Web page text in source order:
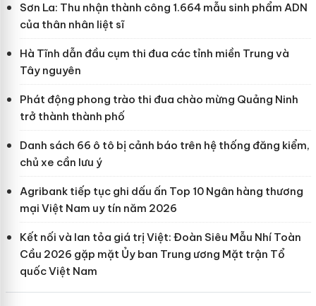
Sơn La: Thu nhận thành công 1.664 mẫu sinh phẩm ADN
của thân nhân liệt sĩ
Hà Tĩnh dẫn đầu cụm thi đua các tỉnh miền Trung và
Tây nguyên
Phát động phong trào thi đua chào mừng Quảng Ninh
trở thành thành phố
Danh sách 66 ô tô bị cảnh báo trên hệ thống đăng kiểm,
chủ xe cần lưu ý
Agribank tiếp tục ghi dấu ấn Top 10 Ngân hàng thương
mại Việt Nam uy tín năm 2026
Kết nối và lan tỏa giá trị Việt: Đoàn Siêu Mẫu Nhí Toàn
Cầu 2026 gặp mặt Ủy ban Trung ương Mặt trận Tổ
quốc Việt Nam